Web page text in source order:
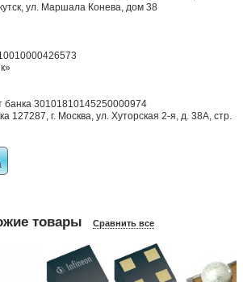
ул. Маршала Конева, дом 38
банка 30101810145250000974
127287, г. Москва, ул. Хуторская 2-я, д. 38А, стр.
товары Сравнить все